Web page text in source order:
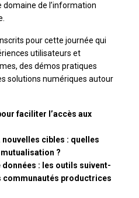
domaine de l’information
pour cette journée qui
utilisateurs et
des démos pratiques
solutions numériques autour
faciliter l’accès aux
nouvelles cibles : quelles
?
: les outils suivent-
communautés productrices